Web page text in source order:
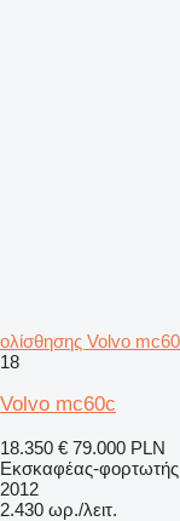
ολίσθησης Volvo
18
Volvo mc60c
18.350 € 79.000 PLN
Εκσκαφέας-
2012
2.430 ωρ./λειτ.